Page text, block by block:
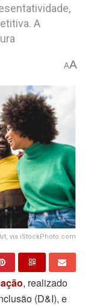
A
AA
via iStockPhoto.com
, realizado
(D&I), e